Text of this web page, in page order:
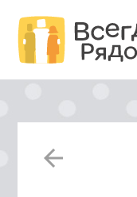
arrow_back